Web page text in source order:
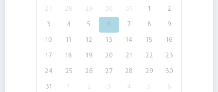
27 28 29 30 31 1 2
3 4 5 6 7 8 9
10 11 12 13 14 15 16
17 18 19 20 21 22 23
24 25 26 27 28 29 30
31 1 2 3 4 5 6